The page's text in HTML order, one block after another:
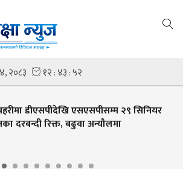
२९ सिनियर
ट्याङ्करबाट